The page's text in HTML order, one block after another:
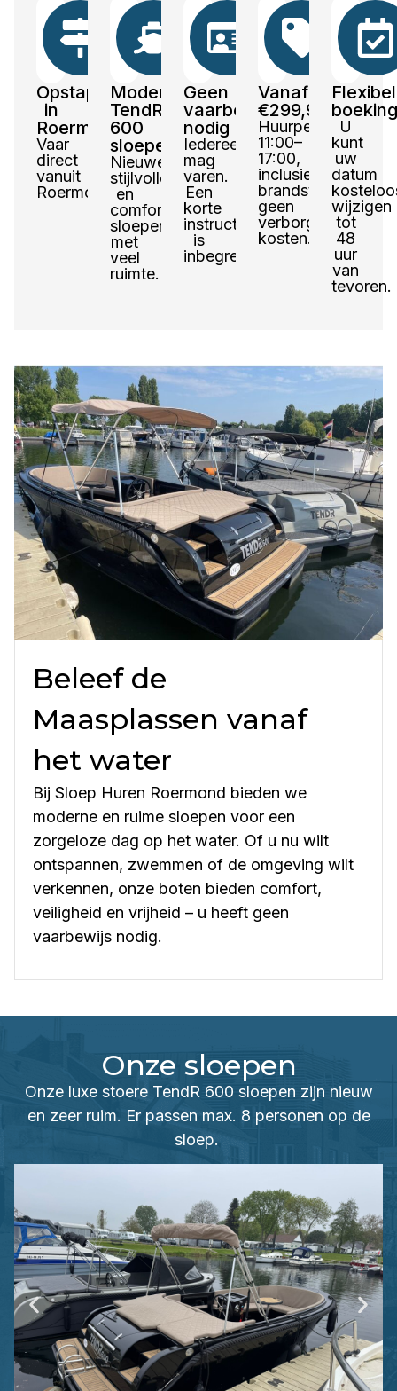
Opstapplaats
in
Roermond
Vaar
direct
vanuit
Roermond
Moderne
TendR
600
sloepen
Nieuwe,
stijlvolle
en
comfortabele
sloepen
met
veel
ruimte.
Geen
vaarbewijs
nodig
Iedereen
mag
varen.
Een
korte
instructie
is
inbegrepen.
Vanaf
€299,99
Huurperiode
11:00–
17:00,
inclusief
brandstof,
geen
verborgen
kosten.
boeking
U
kunt
uw
datum
wijzigen
tot
48
uur
van
tevoren.
Beleef de
Maasplassen vanaf
het water
Bij Sloep Huren Roermond bieden we
moderne en ruime sloepen voor een
zorgeloze dag op het water. Of u nu wilt
ontspannen, zwemmen of de omgeving wilt
verkennen, onze boten bieden comfort,
veiligheid en vrijheid – u heeft geen
vaarbewijs nodig.
Onze sloepen
Onze luxe stoere TendR 600 sloepen zijn nieuw
en zeer ruim. Er passen max. 8 personen op de
sloep.